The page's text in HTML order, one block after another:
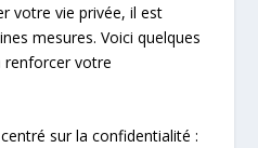
votre vie privée, il est
mesures. Voici quelques
renforcer votre
sur la confidentialité :